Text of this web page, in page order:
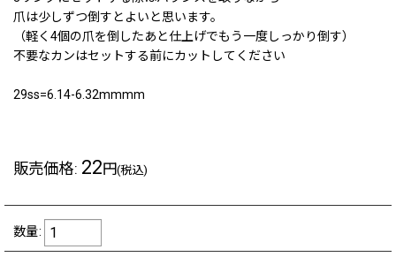
爪は少しずつ倒すとよいと思います。
（軽く4個の爪を倒したあと仕上げでもう一度しっかり倒す）
不要なカンはセットする前にカットしてください
29ss=6.14-6.32mmmm
販売価格: 22円(税込)
数量: